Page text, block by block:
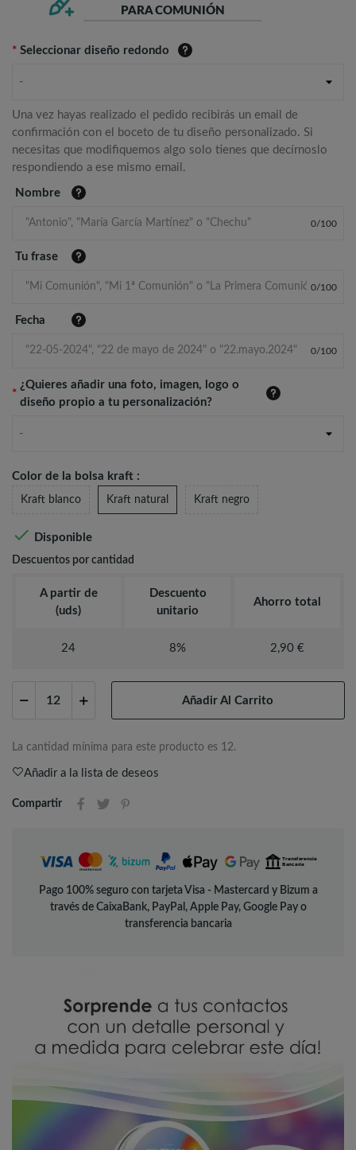
PARA COMUNIÓN
* Seleccionar diseño redondo
-
Una vez hayas realizado el pedido recibirás un email de
confirmación con el boceto de tu diseño personalizado. Si
necesitas que modifiquemos algo solo tienes que decírnoslo
respondiendo a ese mismo email.
Nombre
0/100
Tu frase
0/100
Fecha
0/100
*
¿Quieres añadir una foto, imagen, logo o
diseño propio a tu personalización?
-
Color de la bolsa kraft :
Kraft blanco Kraft natural Kraft negro
 Disponible
Descuentos por cantidad
A partir de
(uds)
Descuento
unitario
Ahorro total
24 8% 2,90 €
Añadir Al Carrito
La cantidad mínima para este producto es 12.
Añadir a la lista de deseos
Compartir
Pago 100% seguro con tarjeta Visa - Mastercard y Bizum a
través de CaixaBank, PayPal, Apple Pay, Google Pay o
transferencia bancaria